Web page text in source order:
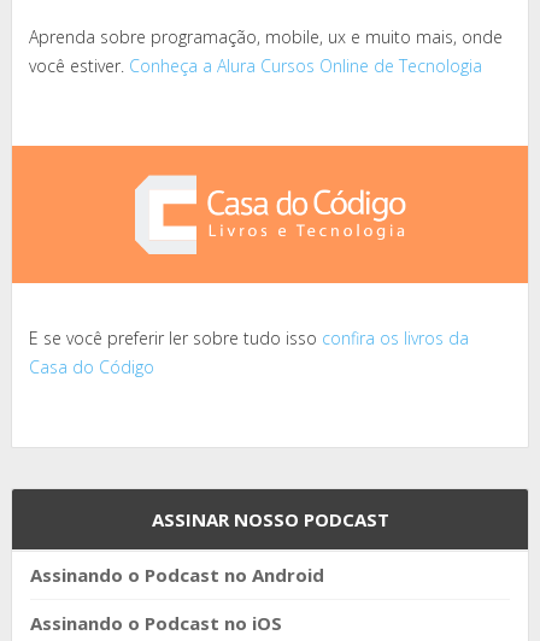
Aprenda sobre programação, mobile, ux e muito mais, onde
você estiver. Conheça a Alura Cursos Online de Tecnologia
E se você preferir ler sobre tudo isso confira os livros da
Casa do Código
ASSINAR NOSSO PODCAST
Assinando o Podcast no Android
Assinando o Podcast no iOS